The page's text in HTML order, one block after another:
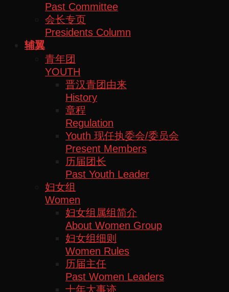
Past Committee
会长专页
Presidents Column
辅翼
青年团
YOUTH
晋汉青团由来
History
章程
Regulation
Youth 现任执委会/委员会
Present Members
历届团长
Past Youth Leader
妇女组
Women
妇女组属组简介
About Women Group
妇女组细则
Women Rules
历届主任
Past Women Leaders
十年大事迹